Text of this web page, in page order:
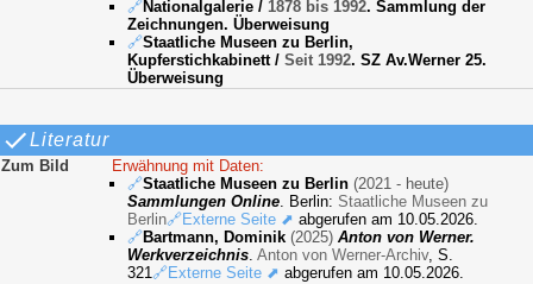
🔗Nationalgalerie /1878 bis 1992. Sammlung der
Zeichnungen. Überweisung
🔗Staatliche Museen zu Berlin,
Kupferstichkabinett/Seit 1992. SZ Av.Werner 25.
Überweisung
Literatur
Zum Bild
Erwähnung mit Daten:
🔗Staatliche Museen zu Berlin (2021 - heute)
Sammlungen Online. Berlin:Staatliche Museen zu
Berlin🔗Externe Seite ⬈ abgerufen am 10.05.2026.
🔗Bartmann, Dominik (2025) Anton von Werner.
Werkverzeichnis.Anton von Werner-Archiv, S.
321🔗Externe Seite ⬈ abgerufen am 10.05.2026.